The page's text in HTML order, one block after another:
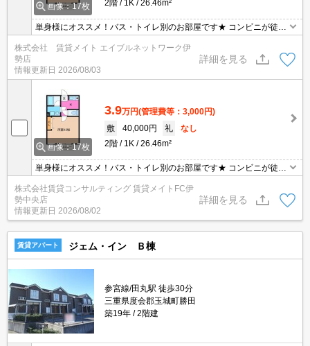
画像：17枚 2階 1K 26.46m²
単身様にオススメ！バス・トイレ別のお部屋です★ コンビニが徒歩
圏内でお買い物便利です！
株式会社 賃貸メイト エイブルネットワーク伊
勢店
情報更新日 2026/08/03
詳細を見る
画像：17枚
3.9万円(管理費等：3,000円)
敷
40,000円 礼
なし
2階
1K 26.46m²
単身様にオススメ！バス・トイレ別のお部屋です★ コンビニが徒歩
圏内でお買い物便利です！
株式会社賃貸コンサルティング 賃貸メイトFC伊
勢中央店
情報更新日 2026/08/02
詳細を見る
賃貸アパート ジェム・イン Ｂ棟
参宮線/田丸駅 徒歩30分
三重県度会郡玉城町勝田
築19年
2階建